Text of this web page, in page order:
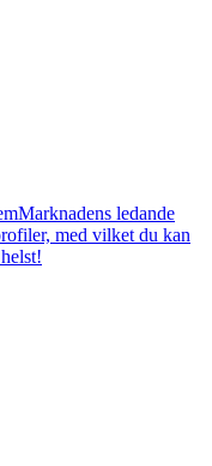
Marknadens ledande
med vilket du kan